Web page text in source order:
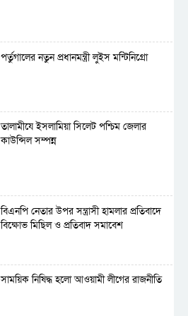
পর্তুগালের নতুন প্রধানমন্ত্রী লুইস মন্টিনিগ্রো
‎তালামীযে ইসলামিয়া সিলেট পশ্চিম জেলার
কাউন্সিল সম্পন্ন
বিএনপি নেতার উপর সন্ত্রাসী হামলার প্রতিবাদে
বিক্ষোভ মিছিল ও প্রতিবাদ সমাবেশ
সাময়িক নিষিদ্ধ হলো আওয়ামী লীগের রাজনীতি